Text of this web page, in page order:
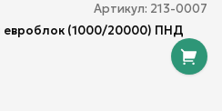
Артикул: 213-0007
евроблок (1000/20000) ПНД